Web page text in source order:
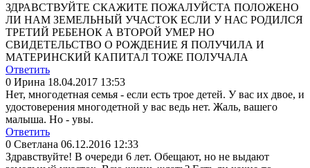
ЗДРАВСТВУЙТЕ СКАЖИТЕ ПОЖАЛУЙСТА ПОЛОЖЕНО
ЛИ НАМ ЗЕМЕЛЬНЫЙ УЧАСТОК ЕСЛИ У НАС РОДИЛСЯ
ТРЕТИЙ РЕБЕНОК А ВТОРОЙ УМЕР НО
СВИДЕТЕЛЬСТВО О РОЖДЕНИЕ Я ПОЛУЧИЛА И
МАТЕРИНСКИЙ КАПИТАЛ ТОЖЕ ПОЛУЧАЛА
Ответить
0 Ирина 18.04.2017 13:53
Нет, многодетная семья - если есть трое детей. У вас их двое, и
удостоверения многодетной у вас ведь нет. Жаль, вашего
малыша. Но - увы.
Ответить
0 Светлана 06.12.2016 12:33
Здравствуйте! В очереди 6 лет. Обещают, но не выдают